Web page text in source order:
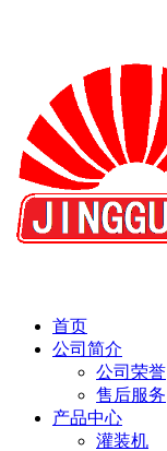
首页
公司简介
公司荣誉
售后服务
产品中心
灌装机